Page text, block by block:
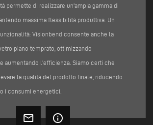
permette di realizzare un'ampia gamma di
massima flessibilità produttiva. Un
Visionbend consente anche la
piano temprato, ottimizzando
aumentando l’efficienza. Siamo certi che
la qualità del prodotto finale, riducendo
i consumi energetici.
mail_outline info_outline